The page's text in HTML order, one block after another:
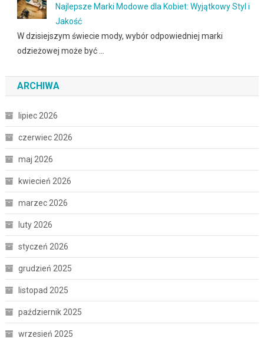
Najlepsze Marki Modowe dla Kobiet: Wyjątkowy Styl i
Jakość
W dzisiejszym świecie mody, wybór odpowiedniej marki
odzieżowej może być …
ARCHIWA
lipiec 2026
czerwiec 2026
maj 2026
kwiecień 2026
marzec 2026
luty 2026
styczeń 2026
grudzień 2025
listopad 2025
październik 2025
wrzesień 2025